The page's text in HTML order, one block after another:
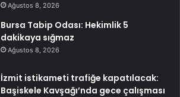
Ağustos 8, 2026
Bursa Tabip Odası: Hekimlik 5
dakikaya sığmaz
Ağustos 8, 2026
İzmit istikameti trafiğe kapatılacak:
Başiskele Kavşağı’nda gece çalışması